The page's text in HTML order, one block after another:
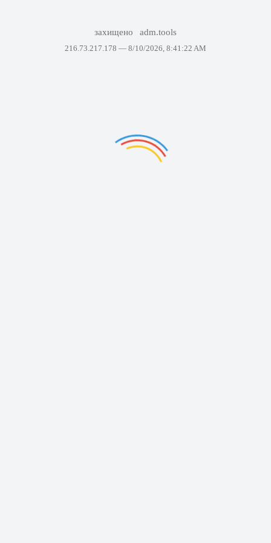
захищено adm.tools
216.73.217.178 — 8/10/2026, 8:41:22 AM